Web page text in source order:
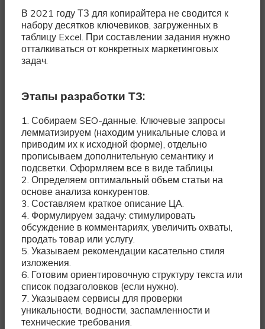
В 2021 году ТЗ для копирайтера не сводится к
набору десятков ключевиков, загруженных в
таблицу Excel. При составлении задания нужно
отталкиваться от конкретных маркетинговых
задач.
Этапы разработки ТЗ:
1. Собираем SEO-данные. Ключевые запросы
лемматизируем (находим уникальные слова и
приводим их к исходной форме), отдельно
прописываем дополнительную семантику и
подсветки. Оформляем все в виде таблицы.
2. Определяем оптимальный объем статьи на
основе анализа конкурентов.
3. Составляем краткое описание ЦА.
4. Формулируем задачу: стимулировать
обсуждение в комментариях, увеличить охваты,
продать товар или услугу.
5. Указываем рекомендации касательно стиля
изложения.
6. Готовим ориентировочную структуру текста или
список подзаголовков (если нужно).
7. Указываем сервисы для проверки
уникальности, водности, заспамленности и
технические требования.